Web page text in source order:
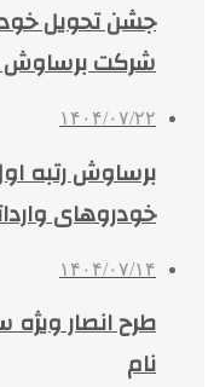
جشن تحویل
شرکت برساوش
۱۴۰۴/۰۷/۲۲
برساوش رتبه
خودروهای
۱۴۰۴/۰۷/۱۴
نام